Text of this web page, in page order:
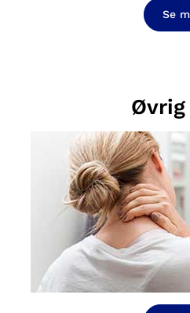
Se
Øvrig